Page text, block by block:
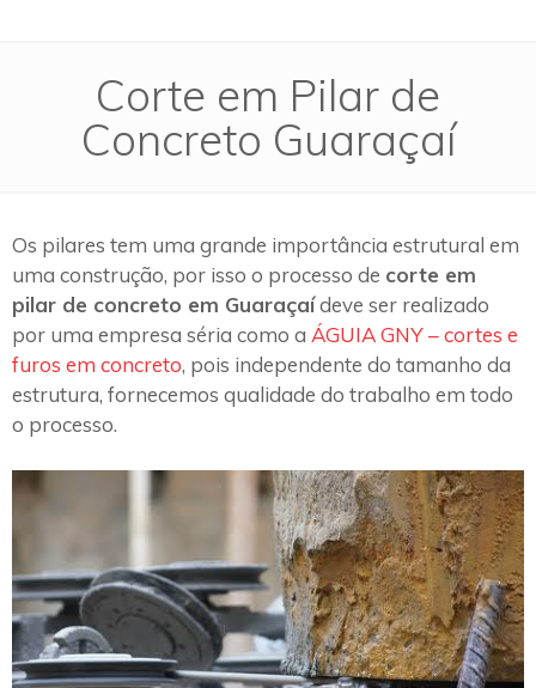
Corte em Pilar de
Concreto Guaraçaí
Os pilares tem uma grande importância estrutural em
uma construção, por isso o processo de corte em
pilar de concreto em Guaraçaídeve ser realizado
por uma empresa séria como a ÁGUIA GNY – cortes e
furos em concreto, pois independente do tamanho da
estrutura, fornecemos qualidade do trabalho em todo
o processo.